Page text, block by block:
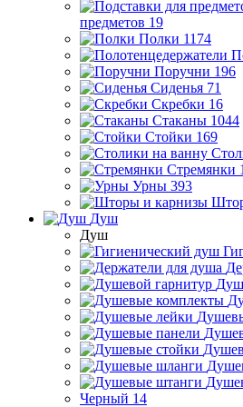
предметов 19
Полки 1174
Поручни 196
Сиденья 71
Скребки 16
Стаканы 1044
Стойки 169
Стремянки
Урны 393
Душ
Душ
Черный 14